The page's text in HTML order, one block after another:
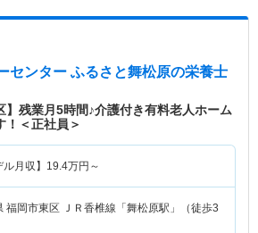
センター ふるさと舞松原の栄養士
】残業月5時間♪介護付き有料老人ホーム
！＜正社員＞
ル月収】 19.4万円～
福岡市東区
ＪＲ香椎線「舞松原駅」（徒歩3